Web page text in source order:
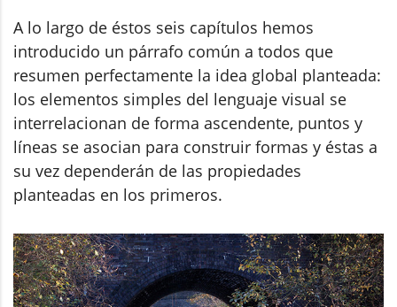
A lo largo de éstos seis capítulos hemos
introducido un párrafo común a todos que
resumen perfectamente la idea global planteada:
los elementos simples del lenguaje visual se
interrelacionan de forma ascendente, puntos y
líneas se asocian para construir formas y éstas a
su vez dependerán de las propiedades
planteadas en los primeros.